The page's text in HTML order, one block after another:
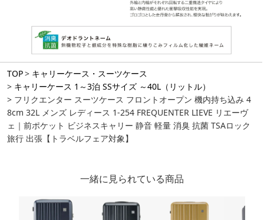
TOP
キャリーケース・スーツケース
キャリーケース 1～3泊 SSサイズ ～40L（リットル）
フリクエンター スーツケース フロントオープン 機内持ち込み 4
8cm 32L メンズ レディース 1-254 FREQUENTER LIEVE リエーヴ
ェ｜前ポケット ビジネスキャリー 静音 軽量 消臭 抗菌 TSAロック
旅行 出張【トラベルフェア対象】
一緒に見られている商品